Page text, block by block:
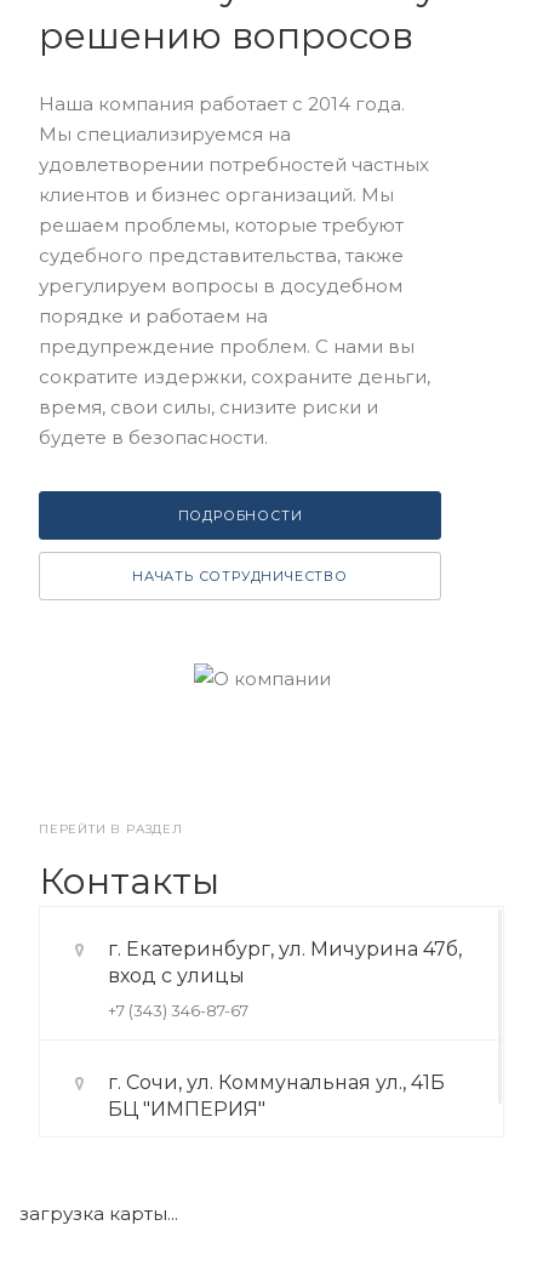
решению вопросов
Наша компания работает с 2014 года.
Мы специализируемся на
удовлетворении потребностей частных
клиентов и бизнес организаций. Мы
решаем проблемы, которые требуют
судебного представительства, также
урегулируем вопросы в досудебном
порядке и работаем на
предупреждение проблем. С нами вы
сократите издержки, сохраните деньги,
время, свои силы, снизите риски и
будете в безопасности.
ПОДРОБНОСТИ
НАЧАТЬ СОТРУДНИЧЕСТВО
ПЕРЕЙТИ В РАЗДЕЛ
Контакты
г. Екатеринбург, ул. Мичурина 47б,
вход с улицы
+7 (343) 346-87-67
г. Сочи, ул. Коммунальная ул., 41Б
БЦ "ИМПЕРИЯ"
загрузка карты...